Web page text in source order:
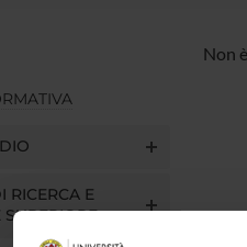
RICERCA E
Non